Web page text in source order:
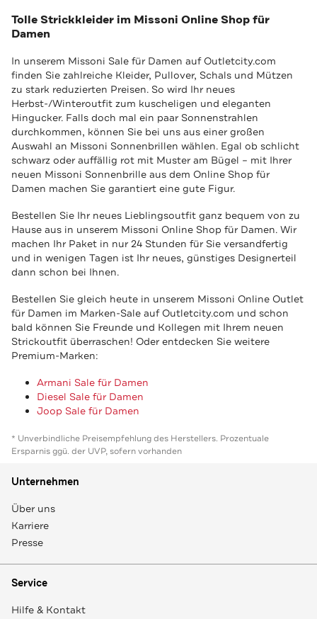
Tolle Strickkleider im Missoni Online Shop für
Damen
In unserem Missoni Sale für Damen auf Outletcity.com
finden Sie zahlreiche Kleider, Pullover, Schals und Mützen
zu stark reduzierten Preisen. So wird Ihr neues
Herbst-/Winteroutfit zum kuscheligen und eleganten
Hingucker. Falls doch mal ein paar Sonnenstrahlen
durchkommen, können Sie bei uns aus einer großen
Auswahl an Missoni Sonnenbrillen wählen. Egal ob schlicht
schwarz oder auffällig rot mit Muster am Bügel – mit Ihrer
neuen Missoni Sonnenbrille aus dem Online Shop für
Damen machen Sie garantiert eine gute Figur.
Bestellen Sie Ihr neues Lieblingsoutfit ganz bequem von zu
Hause aus in unserem Missoni Online Shop für Damen. Wir
machen Ihr Paket in nur 24 Stunden für Sie versandfertig
und in wenigen Tagen ist Ihr neues, günstiges Designerteil
dann schon bei Ihnen.
Bestellen Sie gleich heute in unserem Missoni Online Outlet
für Damen im Marken-Sale auf Outletcity.com und schon
bald können Sie Freunde und Kollegen mit Ihrem neuen
Strickoutfit überraschen! Oder entdecken Sie weitere
Premium-Marken:
Armani Sale für Damen
Diesel Sale für Damen
Joop Sale für Damen
* Unverbindliche Preisempfehlung des Herstellers. Prozentuale
Ersparnis ggü. der UVP, sofern vorhanden
Unternehmen
Über uns
Karriere
Presse
Service
Hilfe & Kontakt